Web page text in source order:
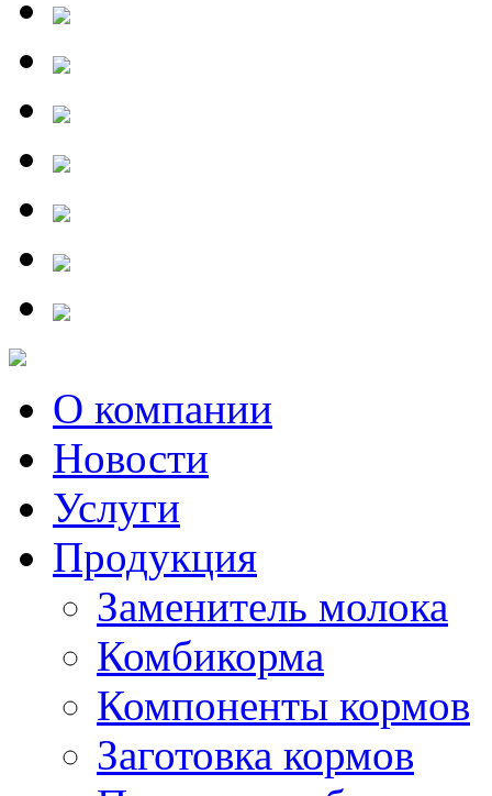
О компании
Новости
Услуги
Продукция
Заменитель молока
Комбикорма
Компоненты кормов
Заготовка кормов